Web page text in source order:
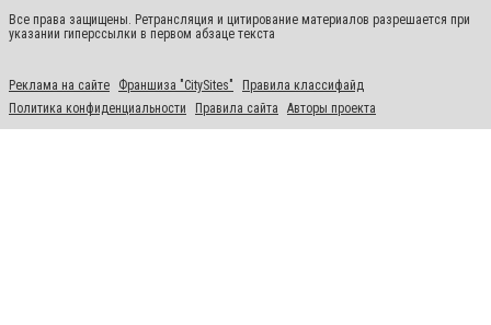
Все права защищены. Ретрансляция и цитирование материалов разрешается при
указании гиперссылки в первом абзаце текста
Реклама на сайте Франшиза "CitySites"
Правила классифайд
Политика конфиденциальности
Правила сайта Авторы проекта